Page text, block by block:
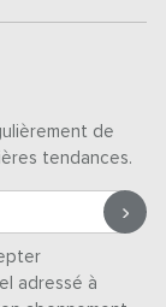
de
tendances.
adressé à